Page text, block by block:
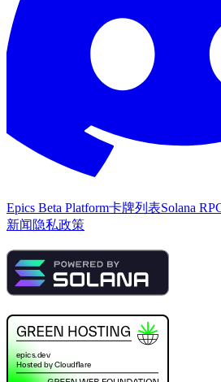
Epics Beta Platform卡牌列表Solana
新闻 隐私政策